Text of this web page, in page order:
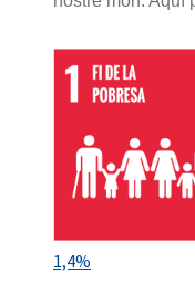
1,4%